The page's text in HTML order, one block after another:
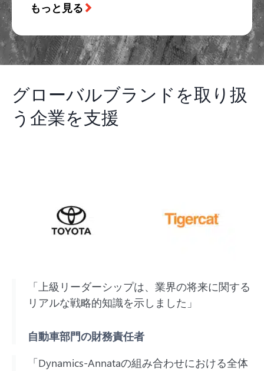
もっと見る
グローバルブランドを取り扱
う企業を支援
「上級リーダーシップは、業界の将来に関する
リアルな戦略的知識を示しました」
自動車部門の財務責任者
「Dynamics-Annataの組み合わせにおける全体